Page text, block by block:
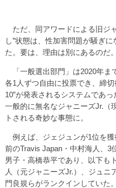
ただ、同アワードによる旧ジ
し”状態は、性加害問題が騒ぎ
た。要は、理由は別にあるのだ。
「一般選出部門」は2020年ま
各1人ずつ自由に投票でき、締
10”が発表されるシステムであ
一般的に無名なジャニーズJr.（
トされる奇妙な事態に。
例えば、ジェジュンが1位を
前のTravis Japan・中村海人、3
男子・高橋恭平であり、以下も
人（元ジャニーズJr.）、ジュニ
門良規らがランクインしていた。